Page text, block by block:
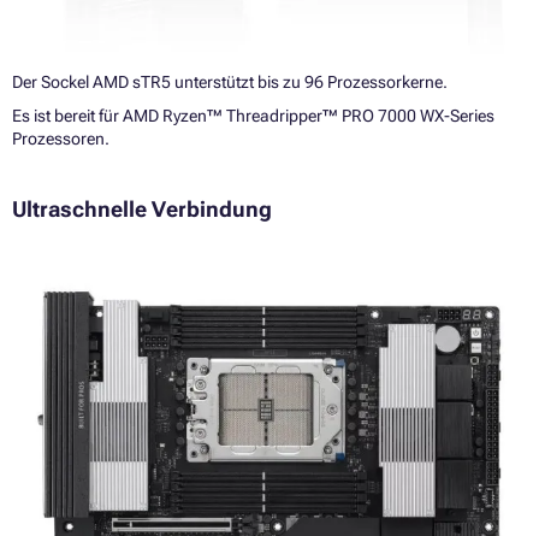
Der Sockel AMD sTR5 unterstützt bis zu 96 Prozessorkerne.
Es ist bereit für AMD Ryzen™ Threadripper™ PRO 7000 WX-Series
Prozessoren.
Ultraschnelle Verbindung